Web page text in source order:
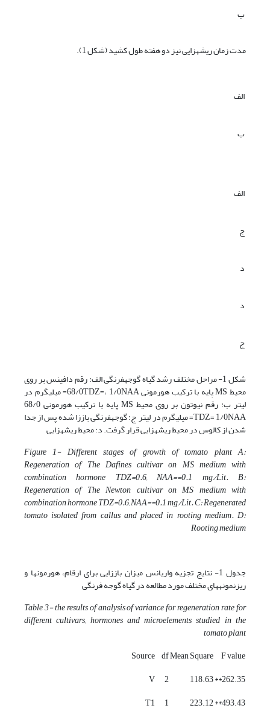
ب
مدت زمان ریشه­زایی نیز دو هفته طول کشید (شکل 1).
الف
ب
الف
ج
د
د
ج
شکل 1- مراحل مختلف رشد گیاه گوجه­فرنگی الف: رقم دافینس بر روی
محیط MS پایه با ترکیب هورمونی 68/0TDZ=، 1/0NAA= میلی­گرم در
لیتر ب: رقم نیوتون بر روی محیط MS پایه با ترکیب هورمونی 68/0
TDZ= 1/0NAA= میلی­گرم در لیتر ج: گوجه­فرنگی باززا شده پس از جدا
شدن از کالوس در محیط ریشه­زایی قرار گرفت. د: محیط ریشه­زایی
Figure 1- Different stages of growth of tomato plant A:
Regeneration of The Dafines cultivar on MS medium with
combination hormone TDZ=0.6, NAA==0.1 mg/Lit. B:
Regeneration of The Newton cultivar on MS medium with
combination hormone TDZ=0.6, NAA==0.1 mg/Lit. C: Regenerated
tomato isolated from callus and placed in rooting medium. D:
Rooting medium
جدول 1- نتایج تجزیه واریانس میزان باززایی برای ارقام، هورمون­­ها و
ریزنمونه­های مختلف مورد مطالعه در گیاه گوجه فرنگی
Table3- the results of analysis of variance for regeneration rate for
different cultivars, hormones and microelements studied in the
tomato plant
F value
Mean Square
df
Source
262.35**
118.63
2
V
493.43**
223.12
1
T1